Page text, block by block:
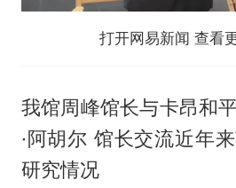
打开网易新闻 查看
我馆周峰馆长与卡昂和
·阿胡尔 馆长交流近年
研究情况